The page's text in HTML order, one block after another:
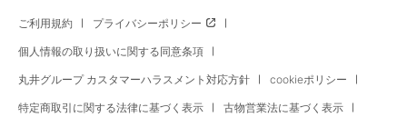
ご利用規約 プライバシーポリシー
個人情報の取り扱いに関する同意条項
丸井グループ カスタマーハラスメント対応方針 cookieポリシー
特定商取引に関する法律に基づく表示 古物営業法に基づく表示